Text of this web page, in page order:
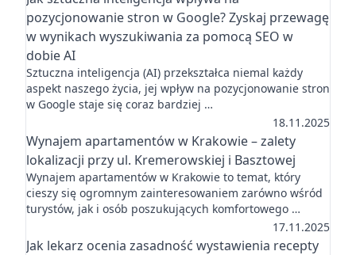
pozycjonowanie stron w Google? Zyskaj przewagę
w wynikach wyszukiwania za pomocą SEO w
dobie AI
Sztuczna inteligencja (AI) przekształca niemal każdy
aspekt naszego życia, jej wpływ na pozycjonowanie stron
w Google staje się coraz bardziej …
18.11.2025
Wynajem apartamentów w Krakowie – zalety
lokalizacji przy ul. Kremerowskiej i Basztowej
Wynajem apartamentów w Krakowie to temat, który
cieszy się ogromnym zainteresowaniem zarówno wśród
turystów, jak i osób poszukujących komfortowego …
17.11.2025
Jak lekarz ocenia zasadność wystawienia recepty